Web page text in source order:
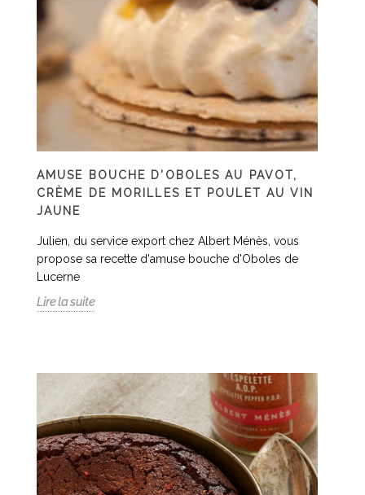
AMUSE BOUCHE D'OBOLES AU PAVOT,
CRÈME DE MORILLES ET POULET AU VIN
JAUNE
Julien, du service export chez Albert Ménès, vous
propose sa recette d'amuse bouche d'Oboles de
Lucerne
Lire la suite